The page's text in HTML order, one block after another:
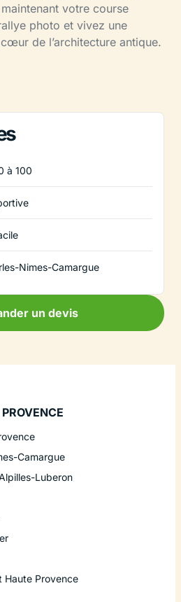
votre course
photo et vivez une
de l’architecture antique.
à 100
Nimes-Camargue
un devis
Camargue
Luberon
Haute Provence